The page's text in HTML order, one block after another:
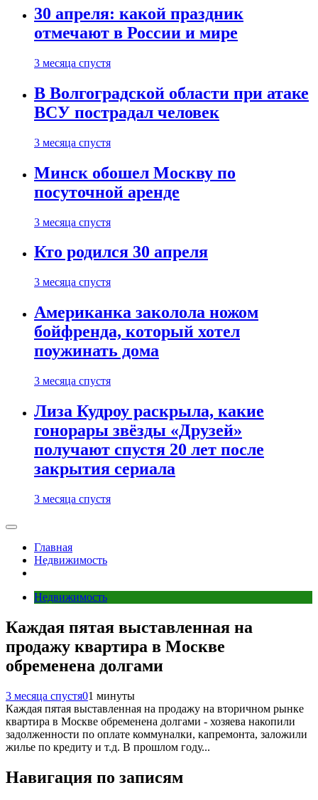
30 апреля: какой праздник
отмечают в России и мире
3 месяца спустя
В Волгоградской области при атаке
ВСУ пострадал человек
3 месяца спустя
Минск обошел Москву по
посуточной аренде
3 месяца спустя
Кто родился 30 апреля
3 месяца спустя
Американка заколола ножом
бойфренда, который хотел
поужинать дома
3 месяца спустя
Лиза Кудроу раскрыла, какие
гонорары звёзды «Друзей»
получают спустя 20 лет после
закрытия сериала
3 месяца спустя
Главная
Недвижимость
Недвижимость
Каждая пятая выставленная на
продажу квартира в Москве
обременена долгами
3 месяца спустя01 минуты
Каждая пятая выставленная на продажу на вторичном рынке
квартира в Москве обременена долгами - хозяева накопили
задолженности по оплате коммуналки, капремонта, заложили
жилье по кредиту и т.д. В прошлом году...
Навигация по записям